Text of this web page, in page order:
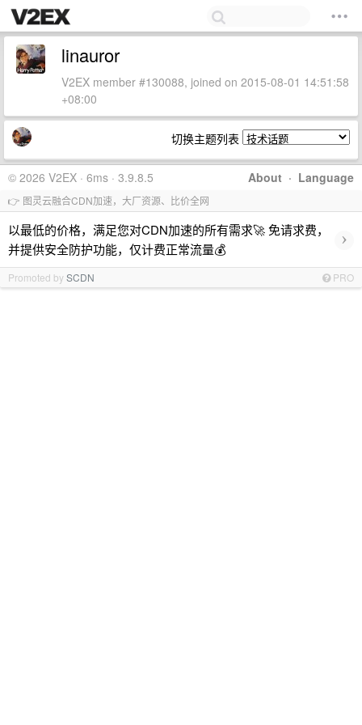
linauror
V2EX member #130088, joined on 2015-08-01 14:51:58
+08:00
切换主题列表
About · Language
© 2026 V2EX · 6ms · 3.9.8.5
👉 图灵云融合CDN加速，大厂资源、比价全网
以最低的价格，满足您对CDN加速的所有需求🚀 免请求费，
并提供安全防护功能，仅计费正常流量💰
›
Promoted bySCDN PRO